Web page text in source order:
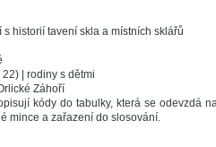
historií tavení skla a místních sklářů
| rodiny s dětmi
Záhoří
kódy do tabulky, která se odevzdá
mince a zařazení do slosování.